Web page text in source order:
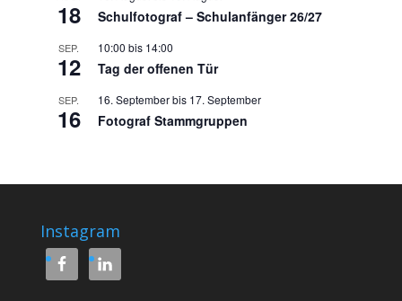
18 Schulfotograf – Schulanfänger 26/27
SEP.
12
10:00 bis 14:00
Tag der offenen Tür
SEP.
16
16. Septemberbis 17. September
Fotograf Stammgruppen
Instagram